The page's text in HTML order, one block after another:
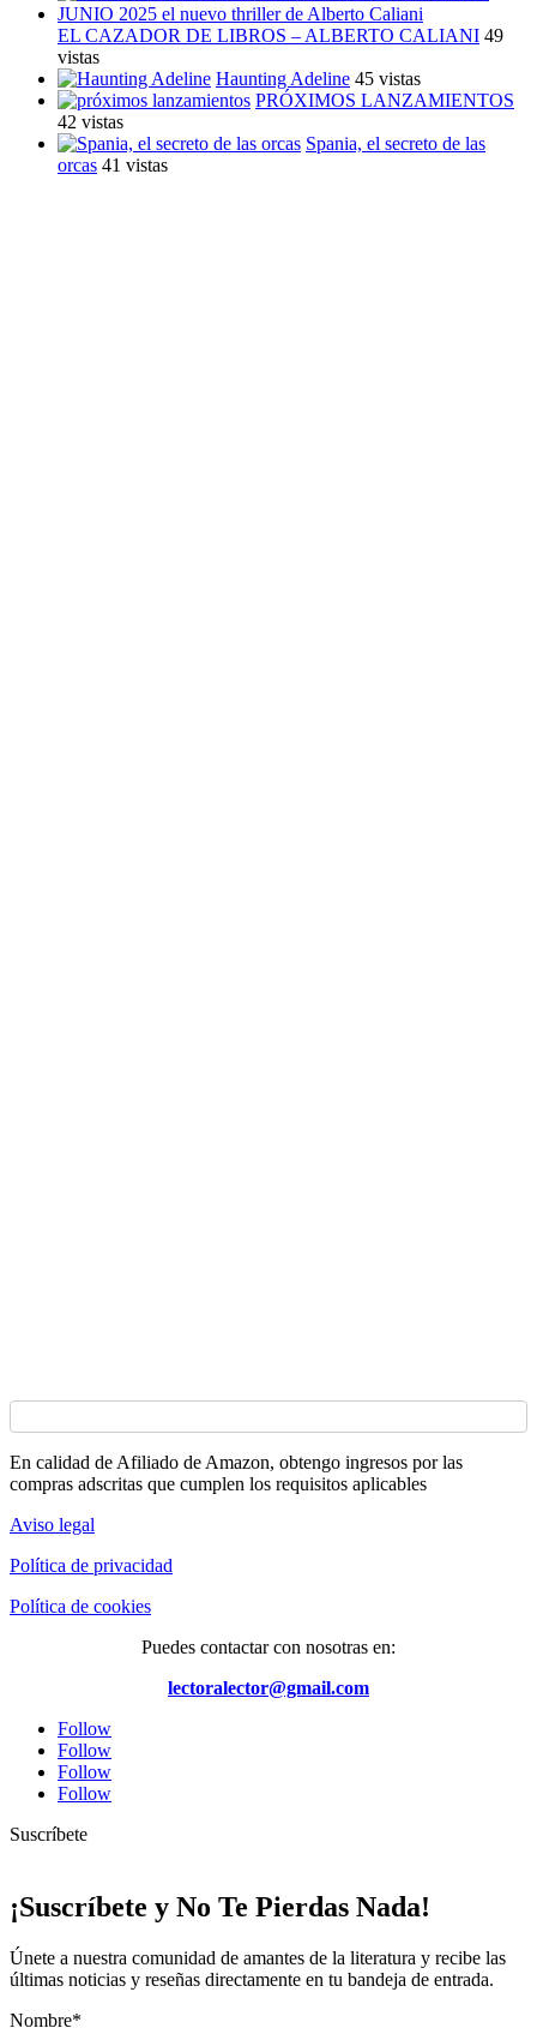
EL CAZADOR DE LIBROS – ALBERTO CALIANI 49
vistas
Haunting Adeline 45 vistas
PRÓXIMOS LANZAMIENTOS
42 vistas
Spania, el secreto de las
orcas 41 vistas
En calidad de Afiliado de Amazon, obtengo ingresos por las
compras adscritas que cumplen los requisitos aplicables
Aviso legal
Política de privacidad
Política de cookies
Puedes contactar con nosotras en:
lectoralector@gmail.com
Follow
Follow
Follow
Follow
Suscríbete
¡Suscríbete y No Te Pierdas Nada!
Únete a nuestra comunidad de amantes de la literatura y recibe las
últimas noticias y reseñas directamente en tu bandeja de entrada.
Nombre*